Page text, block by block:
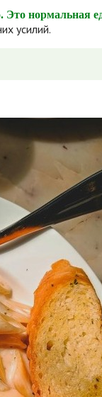
нормальная
усилий.